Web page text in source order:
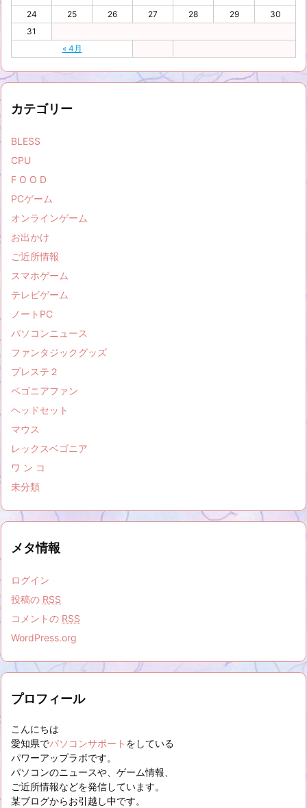
« 4月
24
25 26 27 28 29
30
31
カテゴリー
BLESS
CPU
F O O D
PCゲーム
オンラインゲーム
お出かけ
ご近所情報
スマホゲーム
テレビゲーム
ノートPC
パソコンニュース
ファンタジックグッズ
プレステ２
ベゴニアファン
ヘッドセット
マウス
レックスベゴニア
ワ ン コ
未分類
メタ情報
ログイン
投稿の RSS
コメントの RSS
WordPress.org
プロフィール
こんにちは
愛知県でパソコンサポート をしている
パワーアップラボです。
パソコンのニュースや、ゲーム情報、
ご近所情報などを発信しています。
某ブログからお引越し中です。